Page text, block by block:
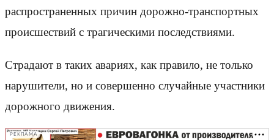
распространенных причин дорожно-транспортных
происшествий с трагическими последствиями.
Страдают в таких авариях, как правило, не только
нарушители, но и совершенно случайные участники
дорожного движения.
РЕКЛАМА